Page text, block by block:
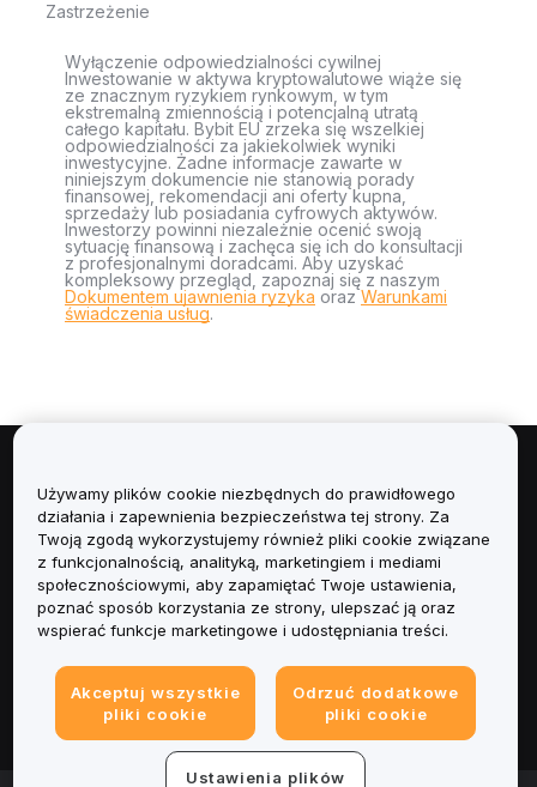
Zastrzeżenie
Wyłączenie odpowiedzialności cywilnej
Inwestowanie w aktywa kryptowalutowe wiąże się
ze znacznym ryzykiem rynkowym, w tym
ekstremalną zmiennością i potencjalną utratą
całego kapitału. Bybit EU zrzeka się wszelkiej
odpowiedzialności za jakiekolwiek wyniki
inwestycyjne. Żadne informacje zawarte w
niniejszym dokumencie nie stanowią porady
finansowej, rekomendacji ani oferty kupna,
sprzedaży lub posiadania cyfrowych aktywów.
Inwestorzy powinni niezależnie ocenić swoją
sytuację finansową i zachęca się ich do konsultacji
z profesjonalnymi doradcami. Aby uzyskać
kompleksowy przegląd, zapoznaj się z naszym
Dokumentem ujawnienia ryzyka orazWarunkami
świadczenia usług.
Informacje
Usługi
Obsługa Klienta
Informacje prawne
Używamy plików cookie niezbędnych do prawidłowego
działania i zapewnienia bezpieczeństwa tej strony. Za
Twoją zgodą wykorzystujemy również pliki cookie związane
z funkcjonalnością, analityką, marketingiem i mediami
społecznościowymi, aby zapamiętać Twoje ustawienia,
poznać sposób korzystania ze strony, ulepszać ją oraz
wspierać funkcje marketingowe i udostępniania treści.
Akceptuj wszystkie
pliki cookie
Odrzuć dodatkowe
pliki cookie
Ustawienia plików